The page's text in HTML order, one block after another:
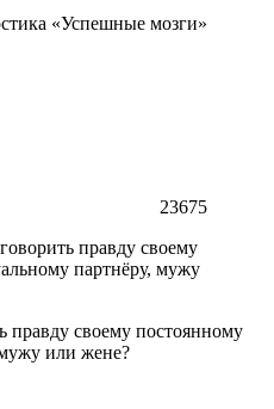
«Успешные мозги»
23675
правду своему постоянному
или жене?